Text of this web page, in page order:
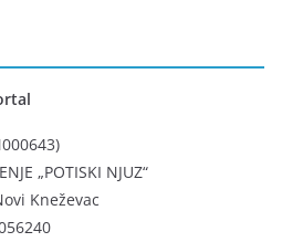
„POTISKI NJUZ“
Kneževac